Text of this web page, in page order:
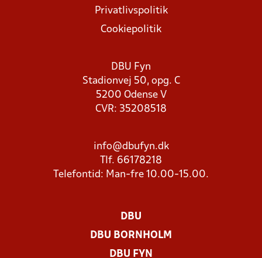
Privatlivspolitik
Cookiepolitik
DBU Fyn
Stadionvej 50, opg. C
5200 Odense V
CVR: 35208518
info@dbufyn.dk
Tlf. 66178218
Telefontid: Man-fre 10.00-15.00.
DBU
DBU BORNHOLM
DBU FYN